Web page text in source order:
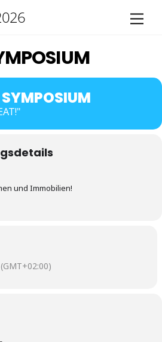
und Immobilien!
(GMT+02:00)